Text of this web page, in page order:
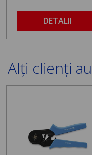
DETALII
Alți clienți